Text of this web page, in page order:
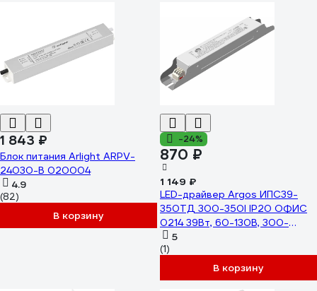
1 843 ₽
Блок питания Arlight ARPV-
24030-B 020004
4.9
(82)
В корзину
-24%
870 ₽
1 149 ₽
LED-драйвер Argos ИПС39-
350ТД 300-350I IP20 ОФИС
0214 39Вт, 60-130В, 300-
350мА, с выбором тока для
светодиодных светильников
внутреннего освещения, IP20
7041020
5
(1)
В корзину